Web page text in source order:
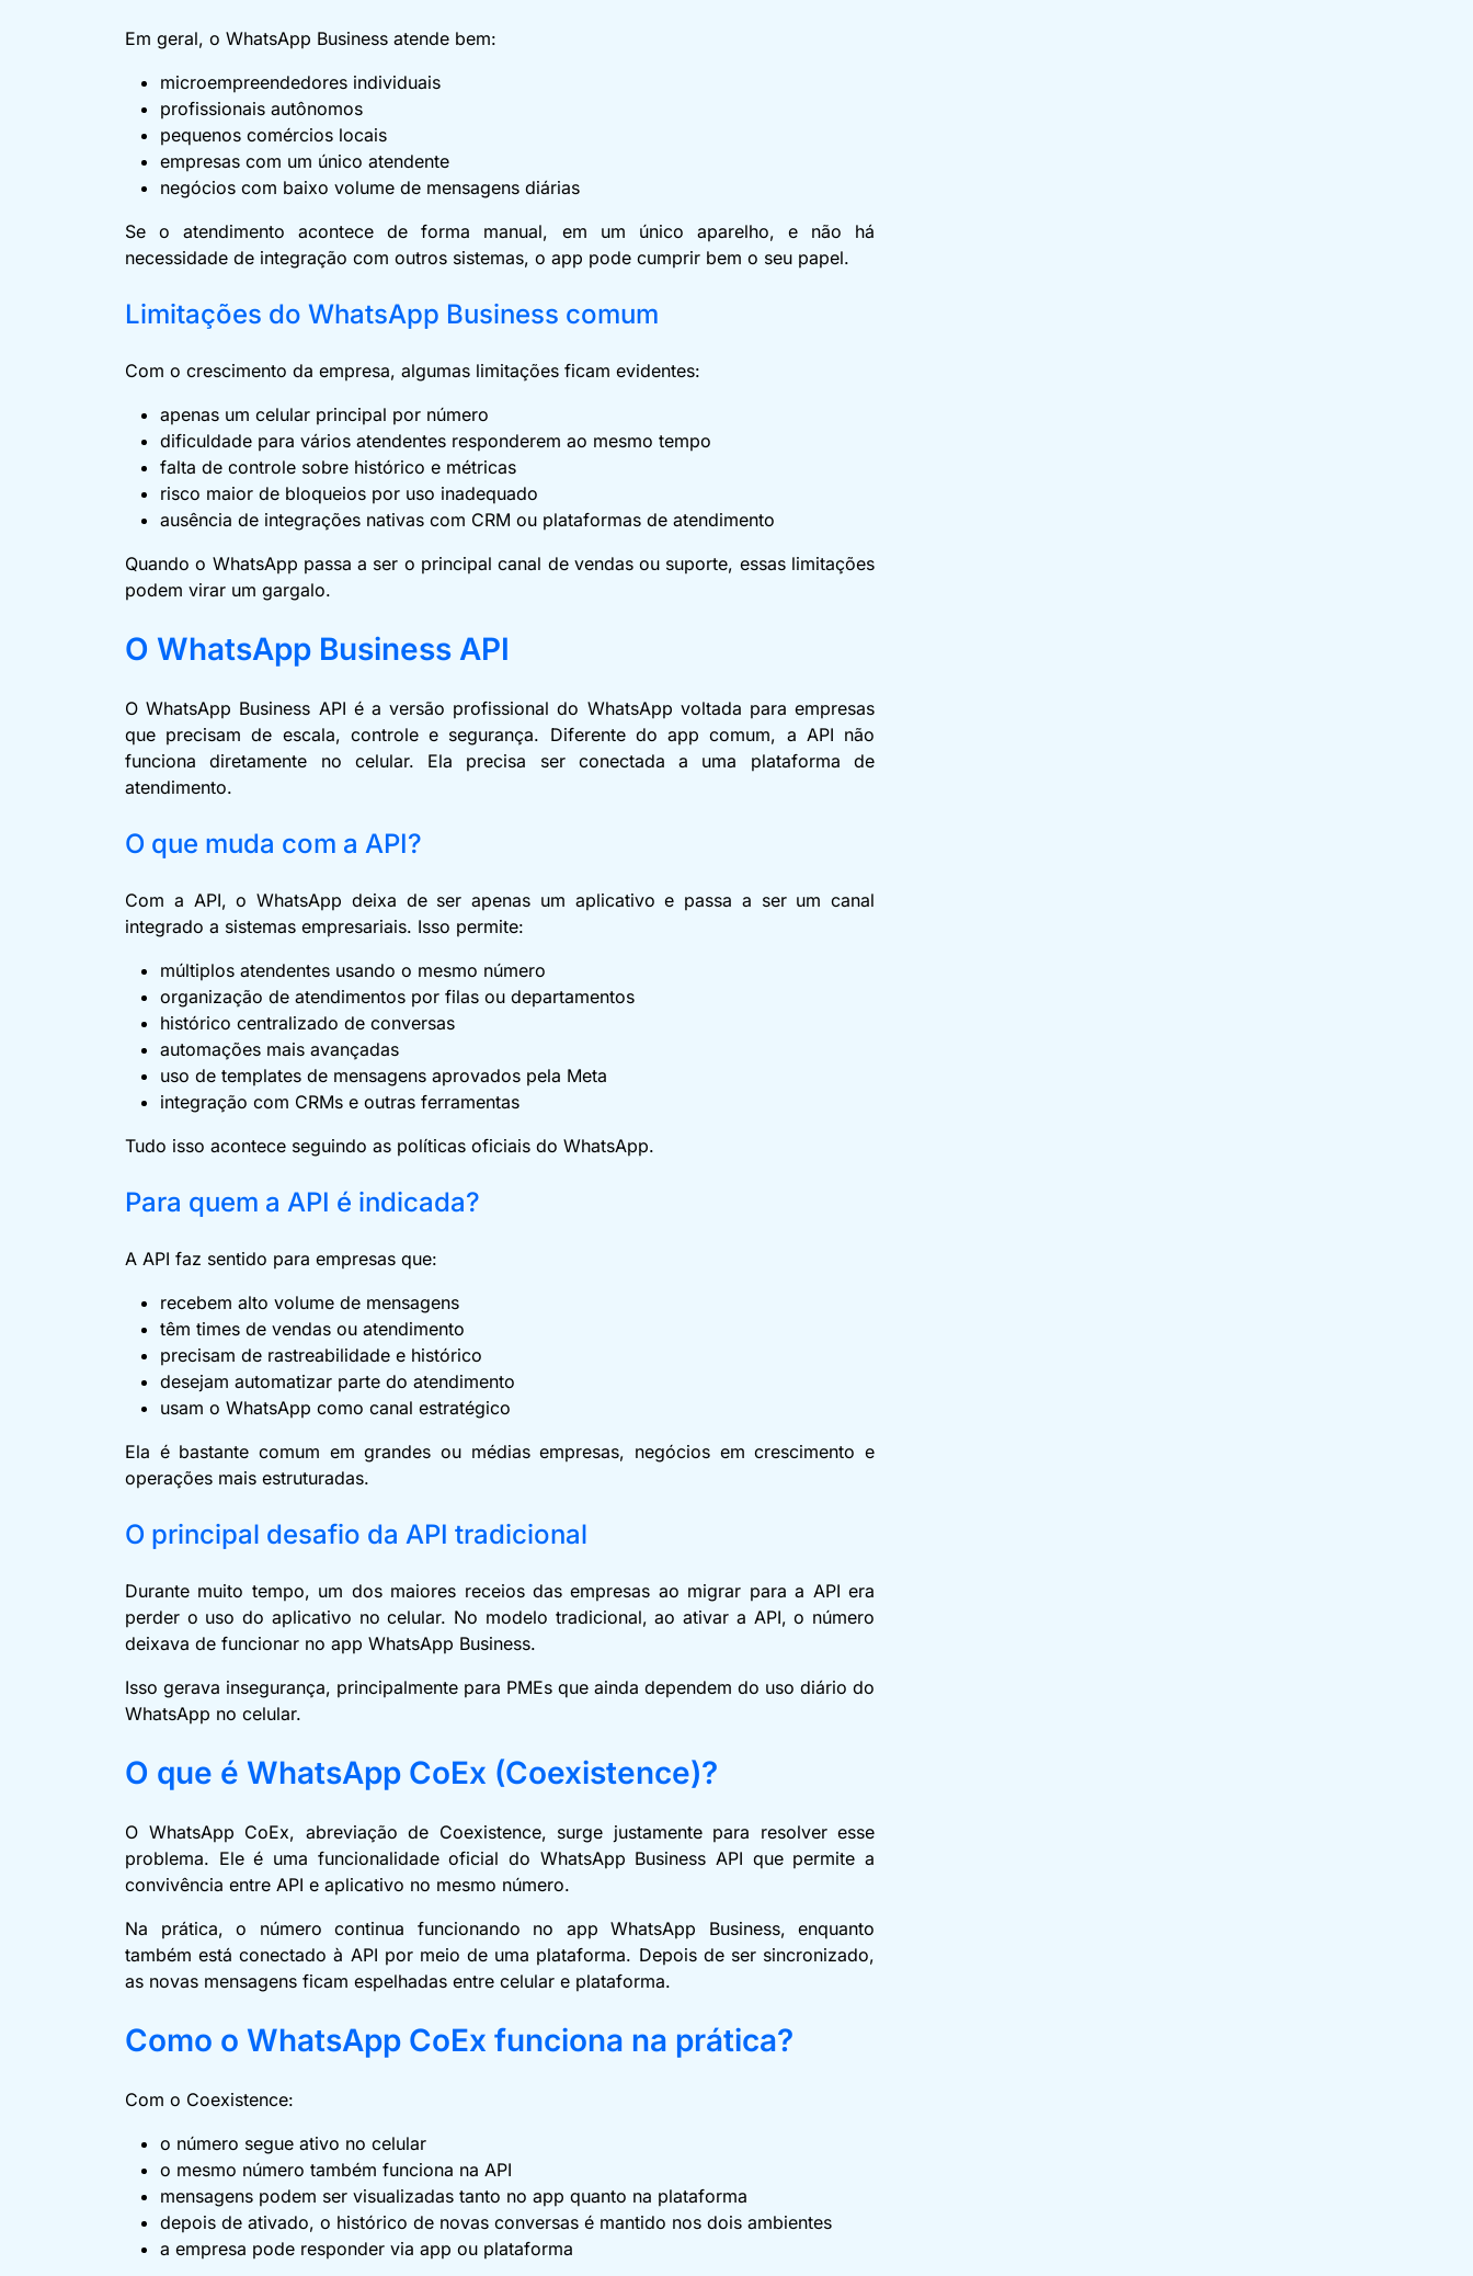
Em geral, o WhatsApp Business atende bem:
microempreendedores individuais
profissionais autônomos
pequenos comércios locais
empresas com um único atendente
negócios com baixo volume de mensagens diárias
Se o atendimento acontece de forma manual, em um único aparelho, e não há
necessidade de integração com outros sistemas, o app pode cumprir bem o seu papel.
Limitações do WhatsApp Business comum
Com o crescimento da empresa, algumas limitações ficam evidentes:
apenas um celular principal por número
dificuldade para vários atendentes responderem ao mesmo tempo
falta de controle sobre histórico e métricas
risco maior de bloqueios por uso inadequado
ausência de integrações nativas com CRM ou plataformas de atendimento
Quando o WhatsApp passa a ser o principal canal de vendas ou suporte, essas limitações
podem virar um gargalo.
O WhatsApp Business API
O WhatsApp Business API é a versão profissional do WhatsApp voltada para empresas
que precisam de escala, controle e segurança. Diferente do app comum, a API não
funciona diretamente no celular. Ela precisa ser conectada a uma plataforma de
atendimento.
O que muda com a API?
Com a API, o WhatsApp deixa de ser apenas um aplicativo e passa a ser um canal
integrado a sistemas empresariais. Isso permite:
múltiplos atendentes usando o mesmo número
organização de atendimentos por filas ou departamentos
histórico centralizado de conversas
automações mais avançadas
uso de templates de mensagens aprovados pela Meta
integração com CRMs e outras ferramentas
Tudo isso acontece seguindo as políticas oficiais do WhatsApp.
Para quem a API é indicada?
A API faz sentido para empresas que:
recebem alto volume de mensagens
têm times de vendas ou atendimento
precisam de rastreabilidade e histórico
desejam automatizar parte do atendimento
usam o WhatsApp como canal estratégico
Ela é bastante comum em grandes ou médias empresas, negócios em crescimento e
operações mais estruturadas.
O principal desafio da API tradicional
Durante muito tempo, um dos maiores receios das empresas ao migrar para a API era
perder o uso do aplicativo no celular. No modelo tradicional, ao ativar a API, o número
deixava de funcionar no app WhatsApp Business.
Isso gerava insegurança, principalmente para PMEs que ainda dependem do uso diário do
WhatsApp no celular.
O que é WhatsApp CoEx (Coexistence)?
O WhatsApp CoEx, abreviação de Coexistence, surge justamente para resolver esse
problema. Ele é uma funcionalidade oficial do WhatsApp Business API que permite a
convivência entre API e aplicativo no mesmo número.
Na prática, o número continua funcionando no app WhatsApp Business, enquanto
também está conectado à API por meio de uma plataforma. Depois de ser sincronizado,
as novas mensagens ficam espelhadas entre celular e plataforma.
Como o WhatsApp CoEx funciona na prática?
Com o Coexistence:
o número segue ativo no celular
o mesmo número também funciona na API
mensagens podem ser visualizadas tanto no app quanto na plataforma
depois de ativado, o histórico de novas conversas é mantido nos dois ambientes
a empresa pode responder via app ou plataforma